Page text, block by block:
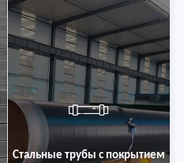
Стальные трубы с покрытием